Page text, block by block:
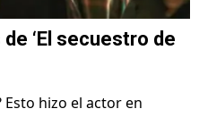
‘El secuestro de